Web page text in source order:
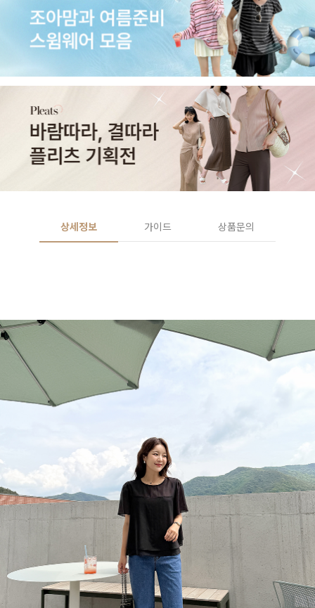
상세정보 가이드 상품문의